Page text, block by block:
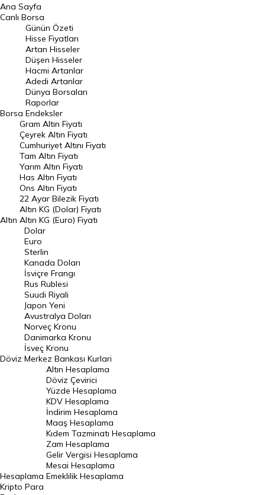
BIST 100 Hisseleri
En Çok Artan Hisseler
En Çok Düşen Hisseler
Hacmi Artanlar
Geçmiş Kapanışlar
Dünya Borsaları
Raporlar
Endeksler
DÖVİZ
Döviz Kuru
Dolar Kuru
Euro Kuru
Pound Kuru
Frank Kuru
Riyal Kuru
Avustralya Doları
Danimarka Kronu Kuru
Kanada Doları Kuru
Norveç Kronu Kuru
İsveç Kronu Kuru
Japon Yeni Kuru
Serbest Piyasa Döviz Kurları
Merkez Bankası Döviz Kurları
Altın Fiyatları
Ana Sayfa
Canlı Borsa
Borsa
Günün Özeti
Hisse Fiyatları
Artan Hisseler
Düşen Hisseler
Hacmi Artanlar
Adedi Artanlar
Dünya Borsaları
Raporlar
Endeksler
Altın
Gram Altın Fiyatı
Çeyrek Altın Fiyatı
Cumhuriyet Altını Fiyatı
Tam Altın Fiyatı
Yarım Altın Fiyatı
Has Altın Fiyatı
Ons Altın Fiyatı
22 Ayar Bilezik Fiyatı
Altın KG (Dolar) Fiyatı
Altın KG (Euro) Fiyatı
Döviz
Dolar
Euro
Sterlin
Kanada Doları
İsviçre Frangı
Rus Rublesi
Suudi Riyali
Japon Yeni
Avustralya Doları
Norveç Kronu
Danimarka Kronu
İsveç Kronu
Merkez Bankası Kurlari
Hesaplama
Altın Hesaplama
Döviz Çevirici
Yüzde Hesaplama
KDV Hesaplama
İndirim Hesaplama
Maaş Hesaplama
Kıdem Tazminatı Hesaplama
Zam Hesaplama
Gelir Vergisi Hesaplama
Mesai Hesaplama
Emeklilik Hesaplama
Kripto Para